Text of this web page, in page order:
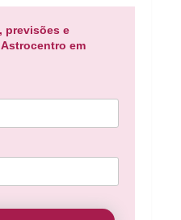
previsões e
em